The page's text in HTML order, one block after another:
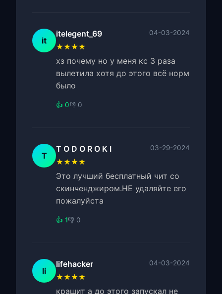
it
itelegent_69 04-03-2024
★★★★
хз почему но у меня кс 3 раза
вылетила хотя до этого всё норм
было
👍 0👎 0
T
T O D O R O K I 03-29-2024
★★★★
Это лучший бесплатный чит со
скинченджиром.НЕ удаляйте его
пожалуйста
👍 1👎 0
li
lifehacker 04-03-2024
★★★★
крашит а до этого запускал не